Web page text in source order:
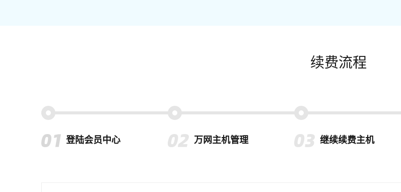
续费流程
登陆会员中心 万网主机管理 继续续费主机